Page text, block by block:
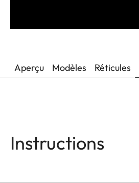
Aperçu Modèles Réticules
Instructions